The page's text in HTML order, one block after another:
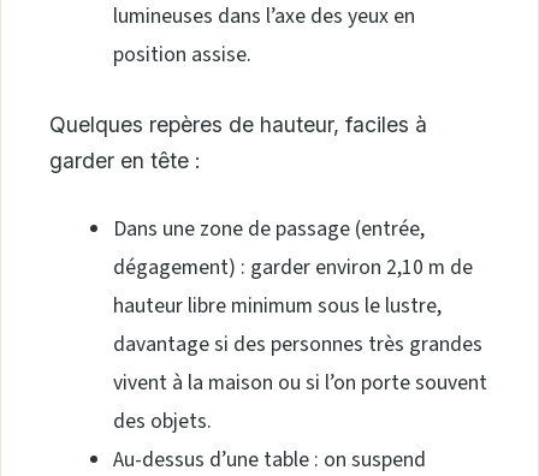
lumineuses dans l’axe des yeux en
position assise.
Quelques repères de hauteur, faciles à
garder en tête :
Dans une zone de passage (entrée,
dégagement) : garder environ 2,10 m de
hauteur libre minimum sous le lustre,
davantage si des personnes très grandes
vivent à la maison ou si l’on porte souvent
des objets.
Au-dessus d’une table : on suspend